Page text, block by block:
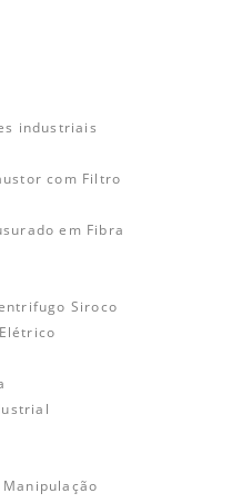
industriais
com Filtro
em Fibra
Siroco